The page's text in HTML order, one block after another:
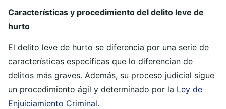
Características y procedimiento del delito leve de
hurto
El delito leve de hurto se diferencia por una serie de
características específicas que lo diferencian de
delitos más graves. Además, su proceso judicial sigue
un procedimiento ágil y determinado por la Ley de
Enjuiciamiento Criminal.